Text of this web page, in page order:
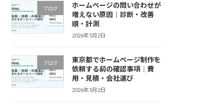
ブログ
ホームページの問い合わせが
増えない原因｜診断・改善
順・計測
2026年5月2日
ブログ
東京都でホームページ制作を
依頼する前の確認事項｜費
用・見積・会社選び
2026年5月2日